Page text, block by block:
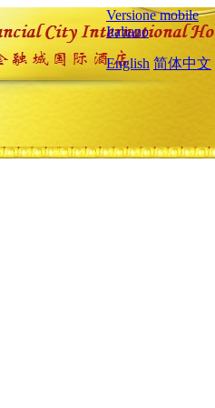
Versione mobile
Italiano
English 简体中文